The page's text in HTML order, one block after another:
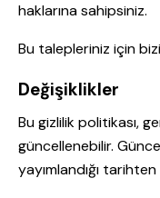
haklarına sahipsiniz.
Bu talepleriniz için
Değişiklikler
Bu gizlilik politikası,
güncellenebilir.
yayımlandığı